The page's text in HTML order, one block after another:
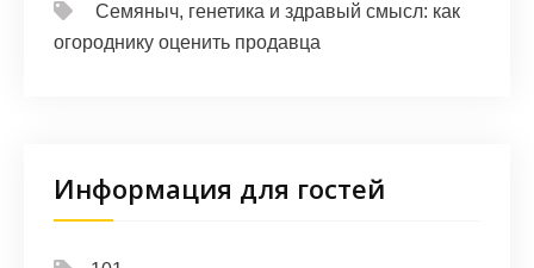
Семяныч, генетика и здравый смысл: как
огороднику оценить продавца
Информация для гостей